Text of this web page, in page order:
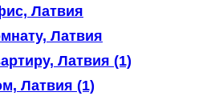
Латвия
Латвия
Латвия (1)
Латвия (1)